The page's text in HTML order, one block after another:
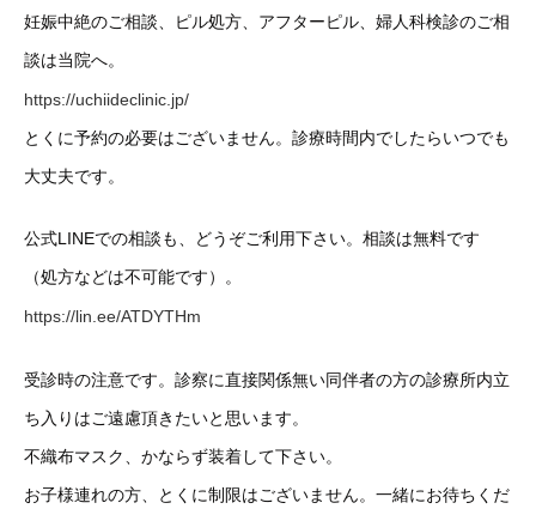
妊娠中絶のご相談、ピル処方、アフターピル、婦人科検診のご相
談は当院へ。
https://uchiideclinic.jp/
とくに予約の必要はございません。診療時間内でしたらいつでも
大丈夫です。
公式LINEでの相談も、どうぞご利用下さい。相談は無料です
（処方などは不可能です）。
https://lin.ee/ATDYTHm
受診時の注意です。診察に直接関係無い同伴者の方の診療所内立
ち入りはご遠慮頂きたいと思います。
不織布マスク、かならず装着して下さい。
お子様連れの方、とくに制限はございません。一緒にお待ちくだ